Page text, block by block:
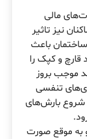
مالی
نیز تاثیر
باعث
و کپک را
موجب بروز
تنفسی
شروع بارش‌های
به موقع صورت